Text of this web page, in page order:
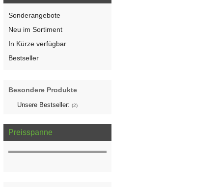
Sonderangebote
Neu im Sortiment
In Kürze verfügbar
Bestseller
Besondere Produkte
Unsere Bestseller: (2)
Preisspanne